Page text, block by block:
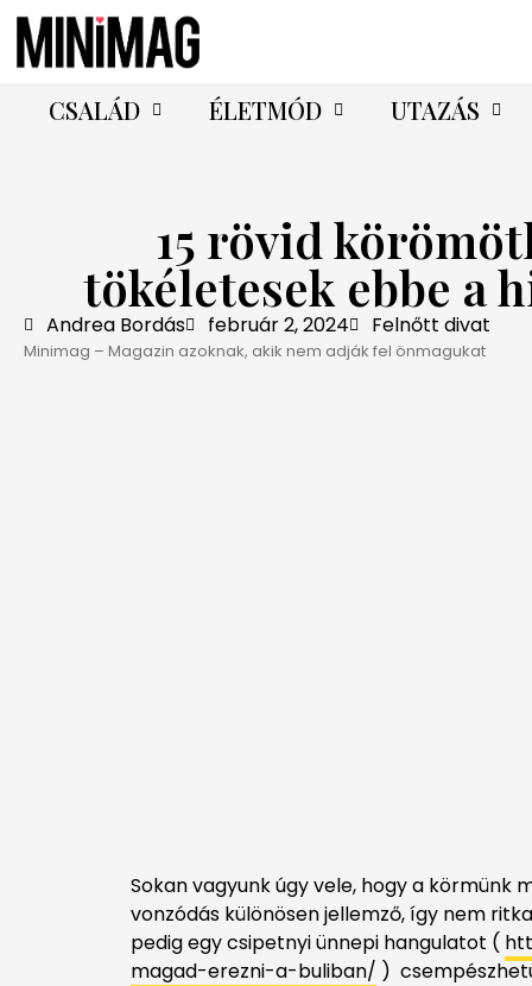
CSALÁD ÉLETMÓD UTAZÁS
15 rövid
tökéletesek ebbe a
Andrea Bordás február 2, 2024 Felnőtt divat
Minimag – Magazin azoknak, akik nem adják fel önmagukat
Sokan vagyunk úgy vele, hogy a
vonzódás különösen jellemző, így nem
pedig egy csipetnyi ünnepi hangulatot (
magad-erezni-a-buliban/ )